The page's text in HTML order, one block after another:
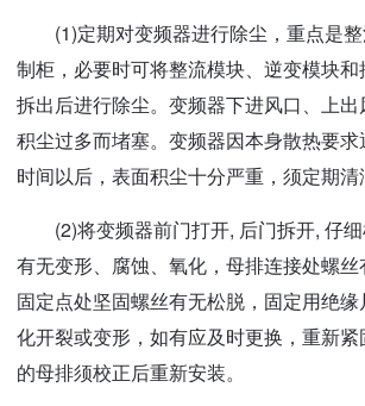
(1)定期对变频器进行除尘，重点是整
制柜，必要时可将整流模块、逆变模块
拆出后进行除尘。变频器下进风口、上
积尘过多而堵塞。变频器因本身散热要
时间以后，表面积尘十分严重，须定期清
(2)将变频器前门打开, 后门拆开, 仔细
有无变形、腐蚀、氧化，母排连接处螺
固定点处坚固螺丝有无松脱，固定用绝
化开裂或变形，如有应及时更换，重新
的母排须校正后重新安装。